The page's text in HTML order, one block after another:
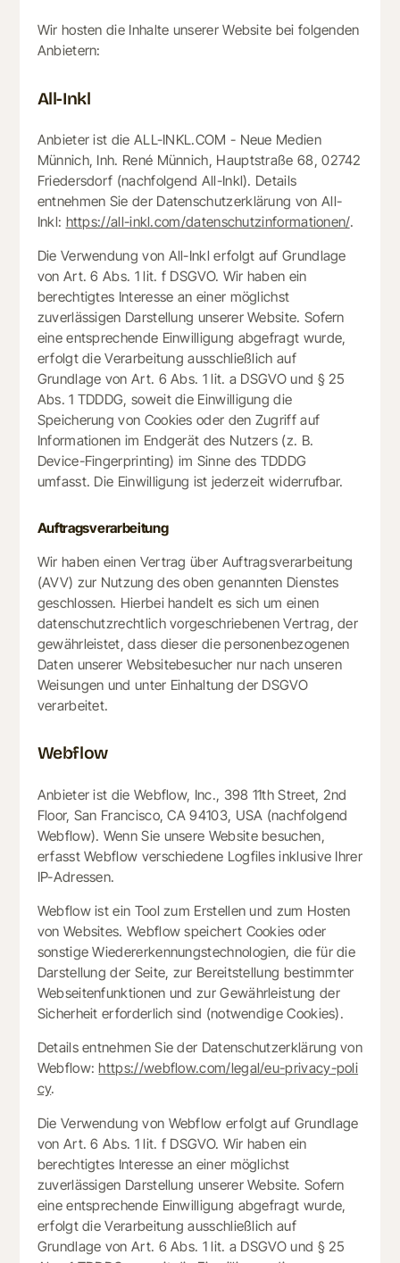
Wir hosten die Inhalte unserer Website bei folgenden
Anbietern:
All-Inkl
Anbieter ist die ALL-INKL.COM - Neue Medien
Münnich, Inh. René Münnich, Hauptstraße 68, 02742
Friedersdorf (nachfolgend All-Inkl). Details
entnehmen Sie der Datenschutzerklärung von All-
Inkl: https://all-inkl.com/datenschutzinformationen/.
Die Verwendung von All-Inkl erfolgt auf Grundlage
von Art. 6 Abs. 1 lit. f DSGVO. Wir haben ein
berechtigtes Interesse an einer möglichst
zuverlässigen Darstellung unserer Website. Sofern
eine entsprechende Einwilligung abgefragt wurde,
erfolgt die Verarbeitung ausschließlich auf
Grundlage von Art. 6 Abs. 1 lit. a DSGVO und § 25
Abs. 1 TDDDG, soweit die Einwilligung die
Speicherung von Cookies oder den Zugriff auf
Informationen im Endgerät des Nutzers (z. B.
Device-Fingerprinting) im Sinne des TDDDG
umfasst. Die Einwilligung ist jederzeit widerrufbar.
Auftragsverarbeitung
Wir haben einen Vertrag über Auftragsverarbeitung
(AVV) zur Nutzung des oben genannten Dienstes
geschlossen. Hierbei handelt es sich um einen
datenschutzrechtlich vorgeschriebenen Vertrag, der
gewährleistet, dass dieser die personenbezogenen
Daten unserer Websitebesucher nur nach unseren
Weisungen und unter Einhaltung der DSGVO
verarbeitet.
Webflow
Anbieter ist die Webflow, Inc., 398 11th Street, 2nd
Floor, San Francisco, CA 94103, USA (nachfolgend
Webflow). Wenn Sie unsere Website besuchen,
erfasst Webflow verschiedene Logfiles inklusive Ihrer
IP-Adressen.
Webflow ist ein Tool zum Erstellen und zum Hosten
von Websites. Webflow speichert Cookies oder
sonstige Wiedererkennungstechnologien, die für die
Darstellung der Seite, zur Bereitstellung bestimmter
Webseitenfunktionen und zur Gewährleistung der
Sicherheit erforderlich sind (notwendige Cookies).
Details entnehmen Sie der Datenschutzerklärung von
Webflow:https://webflow.com/legal/eu-privacy-poli
cy.
Die Verwendung von Webflow erfolgt auf Grundlage
von Art. 6 Abs. 1 lit. f DSGVO. Wir haben ein
berechtigtes Interesse an einer möglichst
zuverlässigen Darstellung unserer Website. Sofern
eine entsprechende Einwilligung abgefragt wurde,
erfolgt die Verarbeitung ausschließlich auf
Grundlage von Art. 6 Abs. 1 lit. a DSGVO und § 25